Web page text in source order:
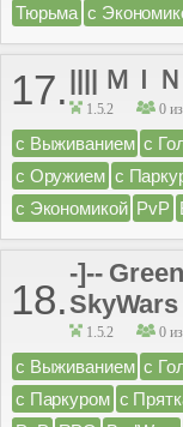
Тюрьма с
17. |||| ＭＩ
1.5.2 0
с Выживанием с
с Оружием с
с Экономикой PvP
18.
-]--
1.5.2 0
с Выживанием с
с Паркуром с